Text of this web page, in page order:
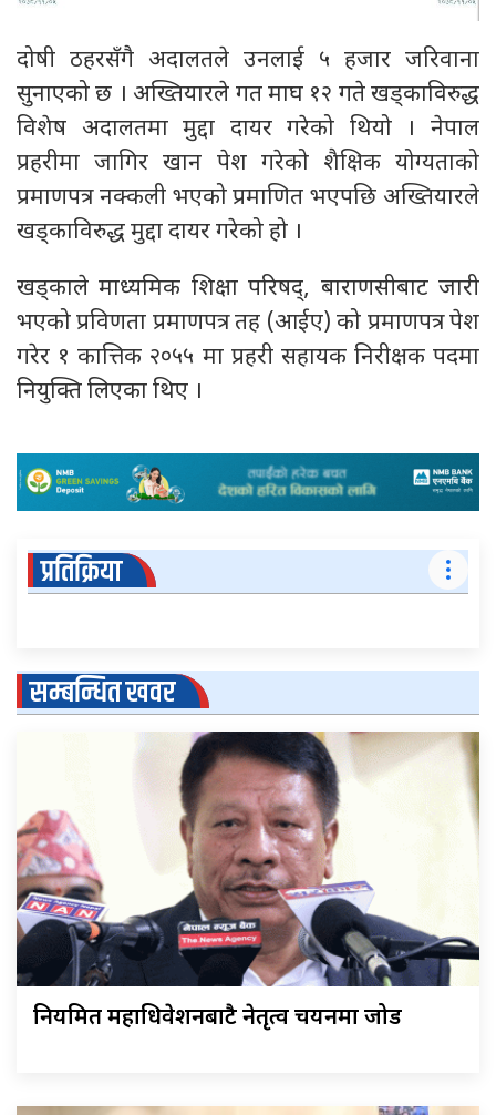
दोषी ठहरसँगै अदालतले उनलाई ५ हजार जरिवाना
सुनाएको छ । अख्तियारले गत माघ १२ गते खड्काविरुद्ध
विशेष अदालतमा मुद्दा दायर गरेको थियो । नेपाल
प्रहरीमा जागिर खान पेश गरेको शैक्षिक योग्यताको
प्रमाणपत्र नक्कली भएको प्रमाणित भएपछि अख्तियारले
खड्काविरुद्ध मुद्दा दायर गरेको हो ।
खड्काले माध्यमिक शिक्षा परिषद्, बाराणसीबाट जारी
भएको प्रविणता प्रमाणपत्र तह (आईए) को प्रमाणपत्र पेश
गरेर १ कात्तिक २०५५ मा प्रहरी सहायक निरीक्षक पदमा
नियुक्ति लिएका थिए ।
प्रतिक्रिया
सम्बन्धित खवर
नियमित महाधिवेशनबाटै नेतृत्व चयनमा जोड